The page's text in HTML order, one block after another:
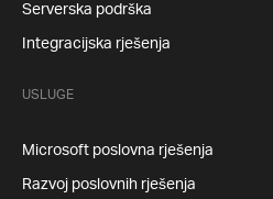
Serverska podrška
Integracijska rješenja
USLUGE
Microsoft poslovna rješenja
Razvoj poslovnih rješenja